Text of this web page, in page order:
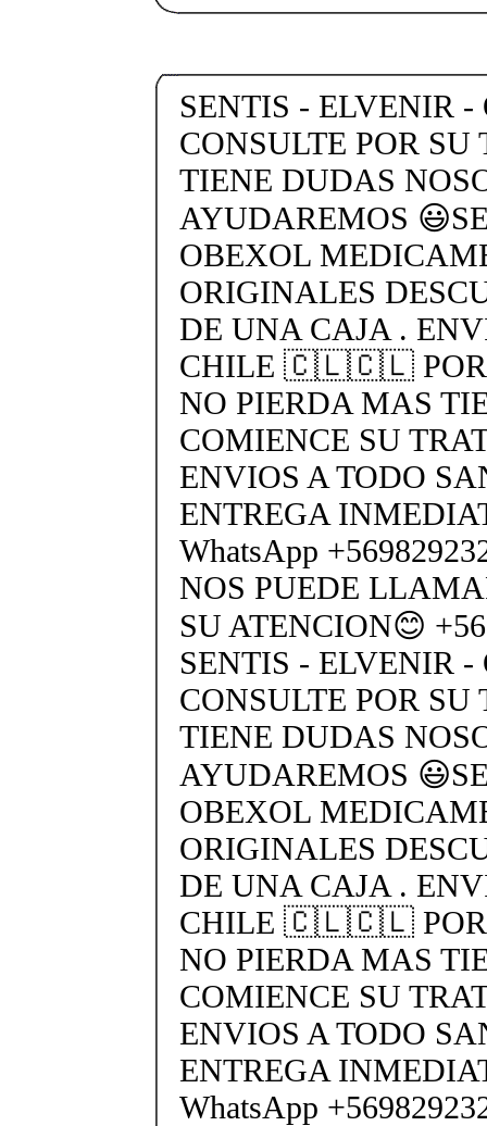
SENTIS - ELVENIR
CONSULTE POR
TIENE DUDAS
AYUDAREMOS
OBEXOL
ORIGINALES
DE UNA CAJA .
CHILE 🇨🇱🇨🇱 POR
NO PIERDA MAS
COMIENCE SU
ENVIOS A TODO
ENTREGA
WhatsApp
NOS PUEDE
SU ATENCION😊
SENTIS - ELVENIR -
CONSULTE POR
TIENE DUDAS
AYUDAREMOS
OBEXOL
ORIGINALES
DE UNA CAJA .
CHILE 🇨🇱🇨🇱 POR
NO PIERDA MAS
COMIENCE SU
ENVIOS A TODO
ENTREGA
WhatsApp